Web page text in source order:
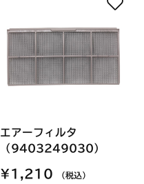
エアーフィルタ
（9403249030）
¥1,210 （税込）